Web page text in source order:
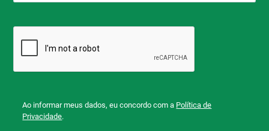
Ao informar meus dados, eu concordo com a Política de
Privacidade.